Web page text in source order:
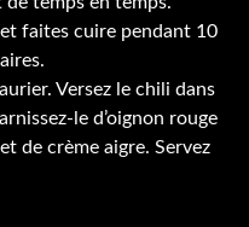
faites cuire pendant 10
Versez le chili dans
le d’oignon rouge
de crème aigre. Servez